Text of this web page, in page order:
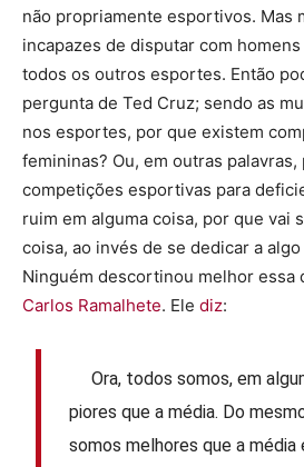
não propriamente esportivos. Mas
incapazes de disputar com
todos os outros esportes. Então
pergunta de Ted Cruz; sendo as
nos esportes, por que existem
femininas? Ou, em outras
competições esportivas para
ruim em alguma coisa, por que vai
coisa, ao invés de se dedicar a
Ninguém descortinou melhor essa
Carlos Ramalhete. Ele diz:
Ora, todos somos, em
piores que a média. Do
somos melhores que a média